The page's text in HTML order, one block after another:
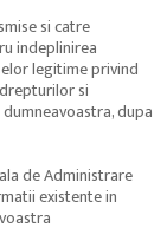
si catre
indeplinirea
legitime privind
si
dupa
de Administrare
existente in